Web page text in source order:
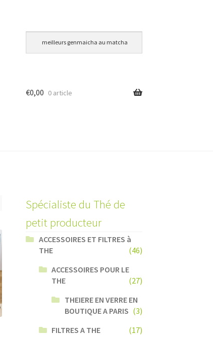
€0,00 0 article
Spécialiste du Thé de
petit producteur
ACCESSOIRES ET FILTRES à
THE
(46)
ACCESSOIRES POUR LE
THE
(27)
THEIERE EN VERRE EN
BOUTIQUE A PARIS (3)
FILTRES A THE
(17)